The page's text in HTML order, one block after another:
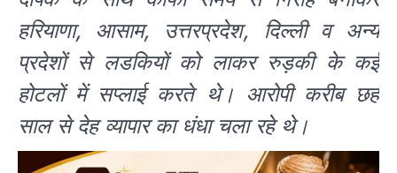
हरियाणा, आसाम, उत्तरप्रदेश, दिल्ली व अन्य
प्रदेशों से लडकियों को लाकर रुड़की के कई
होटलों में सप्लाई करते थे। आरोपी करीब छह
साल से देह व्यापार का धंधा चला रहे थे।